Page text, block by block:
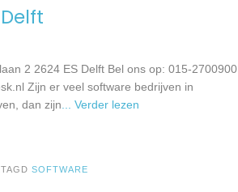
2 2624 ES Delft Bel ons op: 015-2700900
Zijn er veel software bedrijven in
dan zijn ... Verder lezen
SOFTWARE